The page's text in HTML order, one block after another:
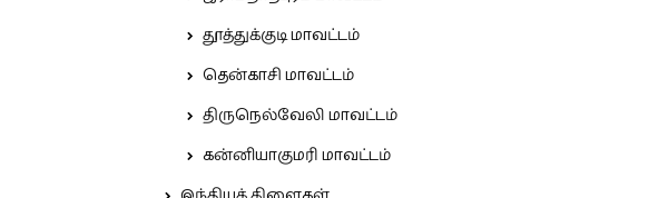
தூத்துக்குடி மாவட்டம்
தென்காசி மாவட்டம்
திருநெல்வேலி மாவட்டம்
கன்னியாகுமரி மாவட்டம்